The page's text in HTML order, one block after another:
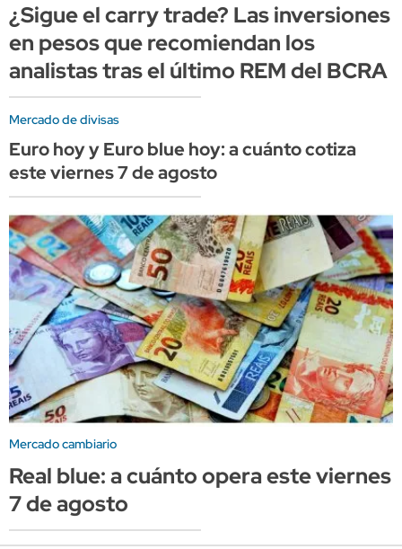
¿Sigue el carry trade? Las inversiones
en pesos que recomiendan los
analistas tras el último REM del BCRA
Mercado de divisas
Euro hoy y Euro blue hoy: a cuánto cotiza
este viernes 7 de agosto
Mercado cambiario
Real blue: a cuánto opera este viernes
7 de agosto